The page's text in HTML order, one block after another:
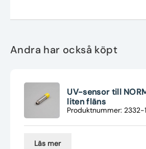
Andra har också köpt
UV-sensor till
liten fläns
Produktnummer: 2332-
Läs mer